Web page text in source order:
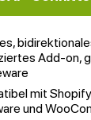
Add-on,
mit
und